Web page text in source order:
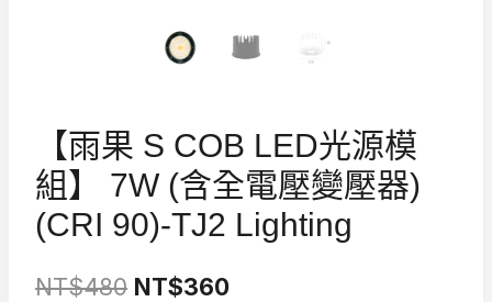
【雨果 S COB LED光源模
組】 7W (含全電壓變壓器)
(CRI 90)-TJ2 Lighting
NT$480 原
NT$360目